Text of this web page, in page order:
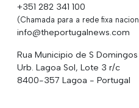
+351 282 341 100
(Chamada para a rede fixa
info@theportugalnews.com
Rua Municipio de S Domingos
Urb. Lagoa Sol, Lote 3 r/c
8400-357 Lagoa - Portugal